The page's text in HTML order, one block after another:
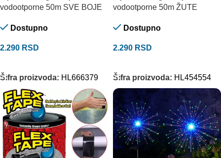
vodootporne 50m SVE BOJE
Dostupno
2.290 RSD
Šifra proizvoda: HL666379
vodootporne 50m ŽUTE
Dostupno
2.290 RSD
Šifra proizvoda: HL454554